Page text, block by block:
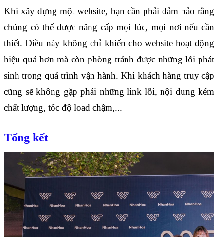
Khi xây dựng một website, bạn cần phải đảm bảo rằng
chúng có thể được nâng cấp mọi lúc, mọi nơi nếu cần
thiết. Điều này không chỉ khiến cho website hoạt động
hiệu quả hơn mà còn phòng tránh được những lỗi phát
sinh trong quá trình vận hành. Khi khách hàng truy cập
cũng sẽ không gặp phải những link lỗi, nội dung kém
chất lượng, tốc độ load chậm,...
Tổng kết